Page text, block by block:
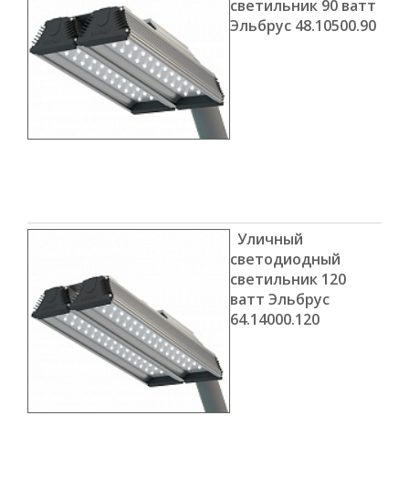
светильник 90 ватт
Эльбрус 48.10500.90
Уличный
светодиодный
светильник 120
ватт Эльбрус
64.14000.120